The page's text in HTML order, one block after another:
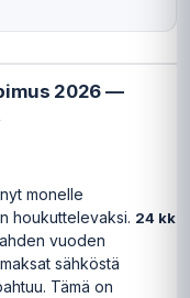
2026 —
monelle
houkuttelevaksi. 24 kk
vuoden
sähköstä
Tämä on